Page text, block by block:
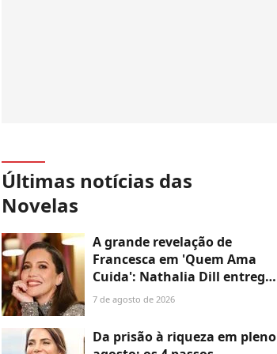
Últimas notícias das
Novelas
A grande revelação de
Francesca em 'Quem Ama
Cuida': Nathalia Dill entrega
destino da 'fantasma' e
o público
7 de agosto de 2026
Da prisão à riqueza em pleno